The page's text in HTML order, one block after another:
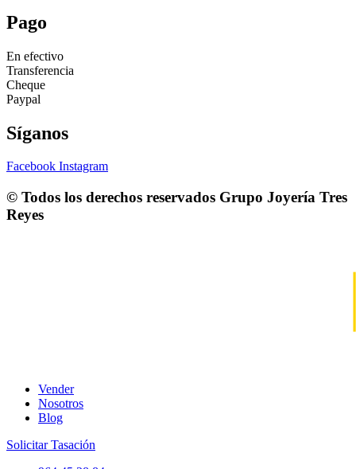
Pago
En efectivo
Transferencia
Cheque
Paypal
Síganos
Facebook Instagram
© Todos los derechos reservados Grupo Joyería Tres
Reyes
Vender
Nosotros
Blog
Solicitar Tasación